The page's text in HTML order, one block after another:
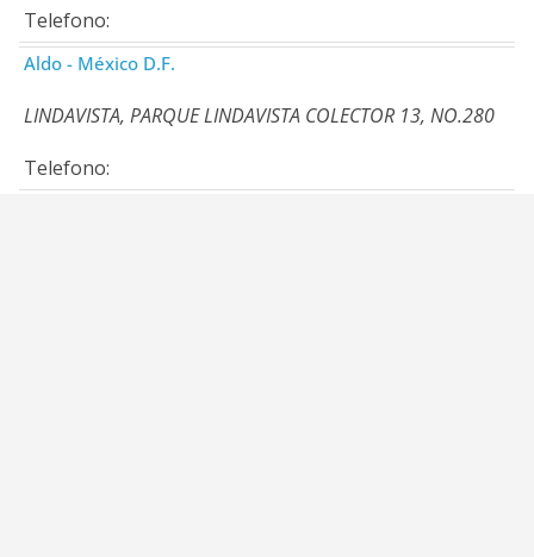
Telefono:
Aldo - México D.F.
LINDAVISTA, PARQUE LINDAVISTA COLECTOR 13, NO.280
Telefono: